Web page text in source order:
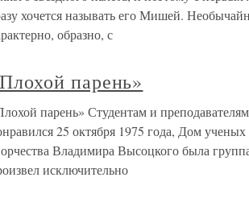
хочется называть его Мишей.
образно, с
парень»
парень» Студентам и
25 октября 1975 года, Дом
Владимира Высоцкого была
исключительно